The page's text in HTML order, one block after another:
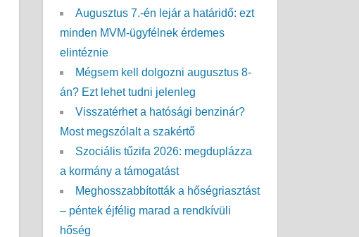
Augusztus 7.-én lejár a határidő: ezt
minden MVM-ügyfélnek érdemes
elintéznie
Mégsem kell dolgozni augusztus 8-
án? Ezt lehet tudni jelenleg
Visszatérhet a hatósági benzinár?
Most megszólalt a szakértő
Szociális tűzifa 2026: megduplázza
a kormány a támogatást
Meghosszabbították a hőségriasztást
– péntek éjfélig marad a rendkívüli
hőség